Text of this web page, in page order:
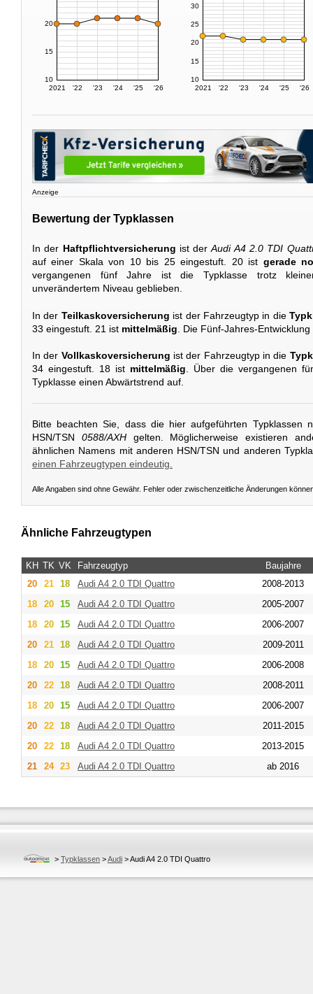
2021 '22 '23 '24 '25 '26
10
15
20
2021 '22 '23 '24 '25 '26
10
15
20
25
30
Anzeige
Bewertung der Typklassen
In der Haftpflichtversicherung ist derAudi A4 2.0 TDI
auf einer Skala von 10 bis 25 eingestuft. 20 ist gerade
vergangenen fünf Jahre ist die Typklasse trotz
unverändertem Niveau geblieben.
In der Teilkaskoversicherung ist der Fahrzeugtyp in die
33 eingestuft. 21 ist mittelmäßig . Die Fünf-Jahres-
In der Vollkaskoversicherung ist der Fahrzeugtyp in die
34 eingestuft. 18 ist mittelmäßig. Über die vergangenen
Typklasse einen Abwärtstrend auf.
Bitte beachten Sie, dass die hier aufgeführten Typklassen
HSN/TSN 0588/AXHgelten. Möglicherweise existieren
ähnlichen Namens mit anderen HSN/TSN und anderen
einen Fahrzeugtypen eindeutig.
Alle Angaben sind ohne Gewähr. Fehler oder zwischenzeitliche Änderungen
Ähnliche Fahrzeugtypen
KH TK VK Fahrzeugtyp
Baujahre
20
21 18 Audi A4 2.0 TDI Quattro 2008-2013
18
20 15 Audi A4 2.0 TDI Quattro 2005-2007
18
20 15 Audi A4 2.0 TDI Quattro 2006-2007
20
21 18 Audi A4 2.0 TDI Quattro 2009-2011
18
20 15 Audi A4 2.0 TDI Quattro 2006-2008
20
22 18 Audi A4 2.0 TDI Quattro 2008-2011
18
20 15 Audi A4 2.0 TDI Quattro 2006-2007
20
22 18 Audi A4 2.0 TDI Quattro 2011-2015
20
22 18 Audi A4 2.0 TDI Quattro 2013-2015
21
24 23 Audi A4 2.0 TDI Quattro ab 2016
> Typklassen >Audi >Audi A4 2.0 TDI Quattro